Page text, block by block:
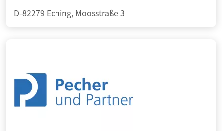
D-82279 Eching, Moosstraße 3